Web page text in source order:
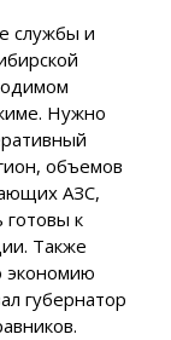
службы и
Нужно
объемов
АЗС,
к
Также
экономию
губернатор